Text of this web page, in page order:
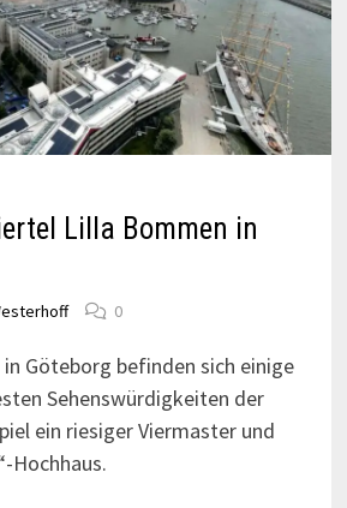
Lilla Bommen in
0
Göteborg befinden sich einige
Sehenswürdigkeiten der
ein riesiger Viermaster und
Hochhaus.